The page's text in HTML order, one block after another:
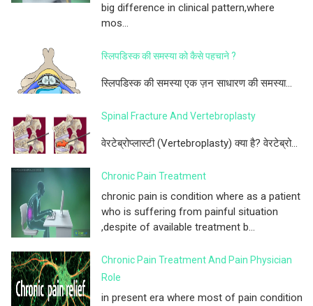
big difference in clinical pattern,where
mos...
स्लिपडिस्क की समस्या को कैसे पहचाने ?
स्लिपडिस्क की समस्या एक ज़न साधारण की समस्या...
Spinal Fracture And Vertebroplasty
वेरटेब्रोप्लास्टी (Vertebroplasty) क्या है? वेरटेब्रो...
Chronic Pain Treatment
chronic pain is condition where as a patient
who is suffering from painful situation
,despite of available treatment b...
Chronic Pain Treatment And Pain Physician
Role
in present era where most of pain condition